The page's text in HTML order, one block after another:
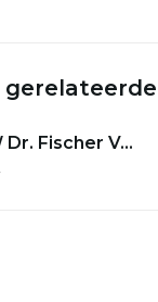
Dr. Fischer V...